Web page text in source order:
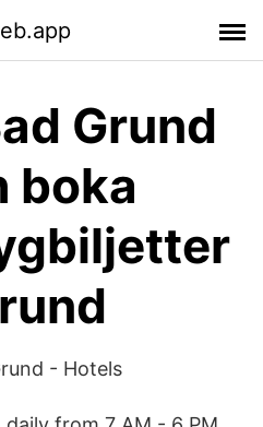
Grund
boka
- Hotels